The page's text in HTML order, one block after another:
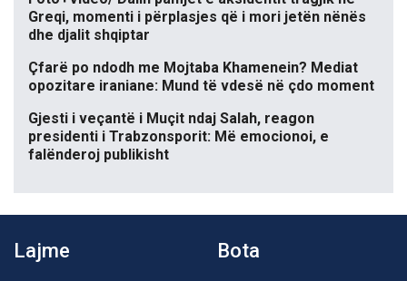
Greqi, momenti i përplasjes që i mori jetën nënës
dhe djalit shqiptar
Çfarë po ndodh me Mojtaba Khamenein? Mediat
opozitare iraniane: Mund të vdesë në çdo moment
Gjesti i veçantë i Muçit ndaj Salah, reagon
presidenti i Trabzonsporit: Më emocionoi, e
falënderoj publikisht
Lajme Bota